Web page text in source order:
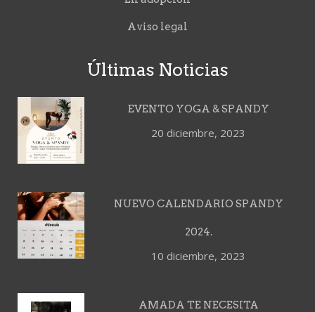
Aviso legal
Últimas Noticias
EVENTO YOGA & SPANDY
20 diciembre, 2023
NUEVO CALENDARIO SPANDY
2024.
10 diciembre, 2023
AMADA TE NECESITA